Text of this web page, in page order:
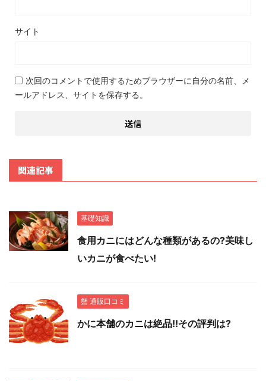
サイト
次回のコメントで使用するためブラウザーに自分の名前、メ
ールアドレス、サイトを保存する。
関連記事
基礎知識
食用カニにはどんな種類があるの?美味し
いカニが食べたい!
蟹 通販口コミ
かに本舗のカニは絶品!!その評判は?